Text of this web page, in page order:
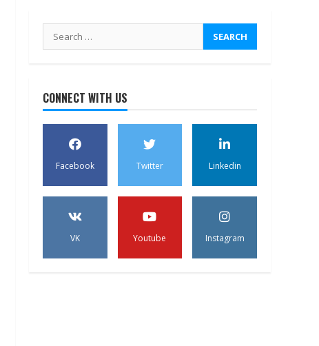
Search
for:
CONNECT WITH US
Facebook Twitter Linkedin
VK Youtube Instagram